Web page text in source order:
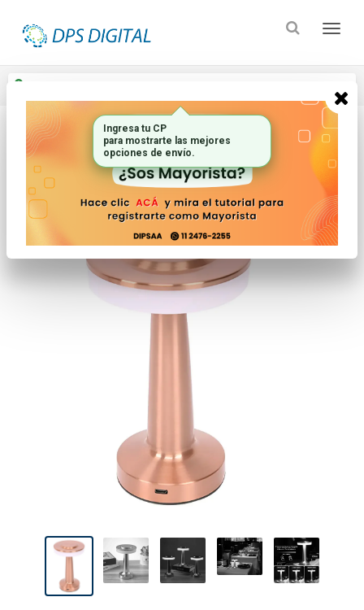
Inicio Iluminacion Linternas Y Veladores
Ingresa tu CP
para mostrarte las mejores
opciones de envío.